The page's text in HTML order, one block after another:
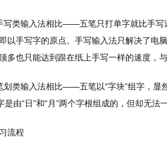
写类输入法相比——五笔只打单字就比手写
手写字的原点。手写输入法只解决了电脑
多也只能达到跟在纸上手写一样的速度，
划类输入法相比——五笔以“字块”组字，显
是由“日”和“月”两个字根组成的，但却无法
流程